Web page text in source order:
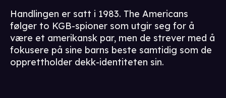
Handlingen er satt i 1983. The Americans
følger to KGB-spioner som utgir seg for å
være et amerikansk par, men de strever med å
fokusere på sine barns beste samtidig som de
opprettholder dekk-identiteten sin.